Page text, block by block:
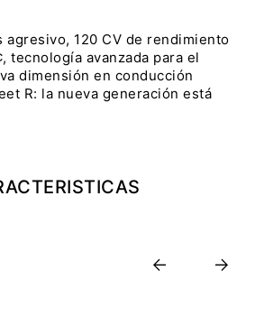
PRO
agresivo, 120 CV de rendimiento
tecnología avanzada para el
dimensión en conducción
R: la nueva generación está
Previous Next